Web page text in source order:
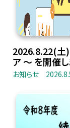
2026.8.22(土
ア 〜 を開催し
お知らせ